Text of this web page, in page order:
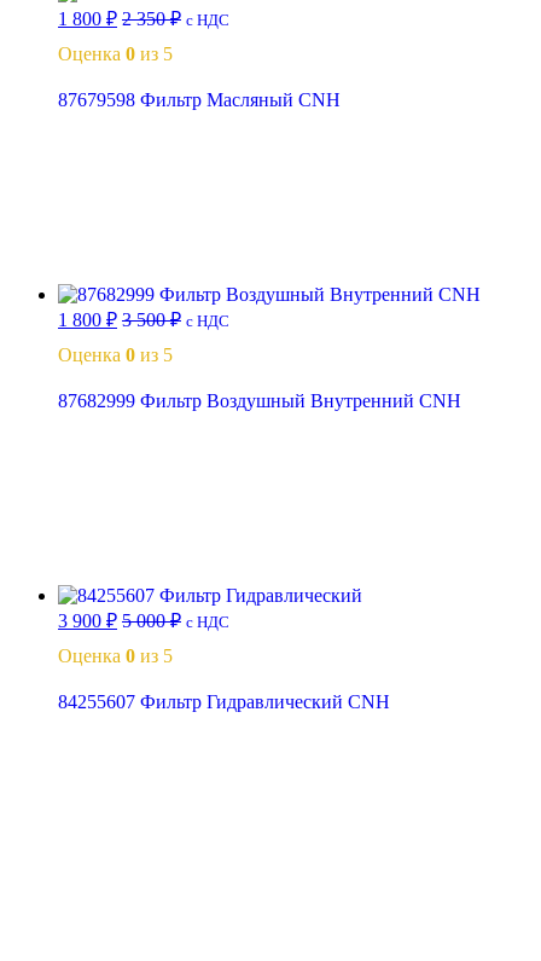
1 800 ₽ 2 350₽ с НДС
Оценка 0 из 5
87679598 Фильтр Масляный CNH
1 800 ₽ 3 500₽ с НДС
Оценка 0 из 5
87682999 Фильтр Воздушный Внутренний CNH
3 900 ₽ 5 000₽ с НДС
Оценка 0 из 5
84255607 Фильтр Гидравлический CNH